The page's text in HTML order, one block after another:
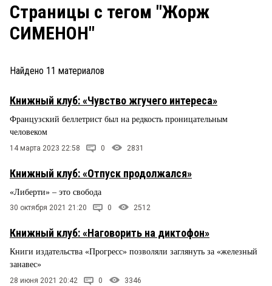
ЗАКОН
ПРОИСШЕСТВИЯ
СТИЛЬ ЖИЗНИ
Рейтинги
Страницы c тегом "Жорж
СИМЕНОН"
Найдено 11 материалов
Книжный клуб: «Чувство жгучего интереса»
Французский беллетрист был на редкость проницательным
человеком
14 марта 2023 22:58 0 2831
Книжный клуб: «Отпуск продолжался»
«Либерти» – это свобода
30 октября 2021 21:20 0 2512
Книжный клуб: «Наговорить на диктофон»
Книги издательства «Прогресс» позволяли заглянуть за «железный
занавес»
28 июня 2021 20:42 0 3346